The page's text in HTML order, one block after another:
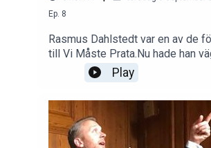
Ep. 8
Rasmus Dahlstedt var en av de
till Vi Måste Prata.Nu hade han
Leksand och det blev ett mycket
samtal.Vi pratar om kultur,
korrekthet, poesi och det tragiska
omständigheterna kring hans
bortgång.Rasmus är just nu aktuell
föreställningen Djävulens Advokat.
Play